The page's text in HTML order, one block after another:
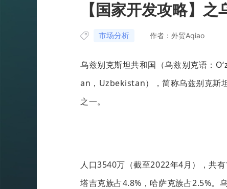
【国家开发攻略】
市场分析 作者：外贸Aqiao
乌兹别克斯坦共和国（乌兹别克语：
an，Uzbekistan），简称乌兹别克斯
之一。
人口3540万（截至2022年4月），共
塔吉克族占4.8%，哈萨克族占2.5%。